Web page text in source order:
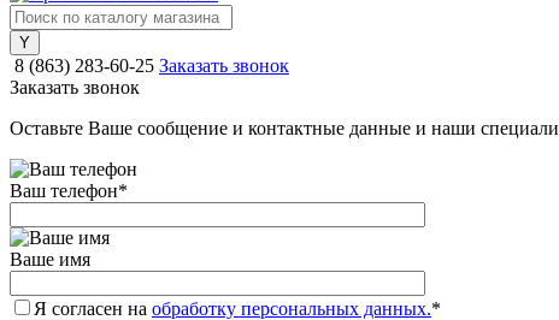
8 (863) 283-60-25 Заказать звонок
Заказать звонок
Оставьте Ваше сообщение и контактные данные и наши
Ваш телефон*
Ваше имя
Я согласен на обработку персональных данных.*